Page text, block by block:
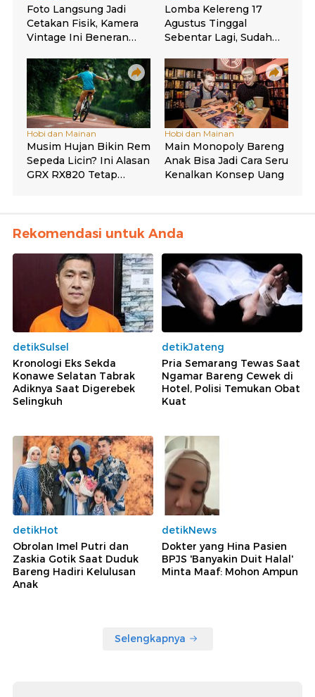
Rekomendasi untuk Anda
detikSulsel
Kronologi Eks Sekda
Konawe Selatan Tabrak
Adiknya Saat Digerebek
Selingkuh
detikJateng
Pria Semarang Tewas Saat
Ngamar Bareng Cewek di
Hotel, Polisi Temukan Obat
Kuat
detikHot
Obrolan Imel Putri dan
Zaskia Gotik Saat Duduk
Bareng Hadiri Kelulusan
Anak
detikNews
Dokter yang Hina Pasien
BPJS 'Banyakin Duit Halal'
Minta Maaf: Mohon Ampun
Selengkapnya